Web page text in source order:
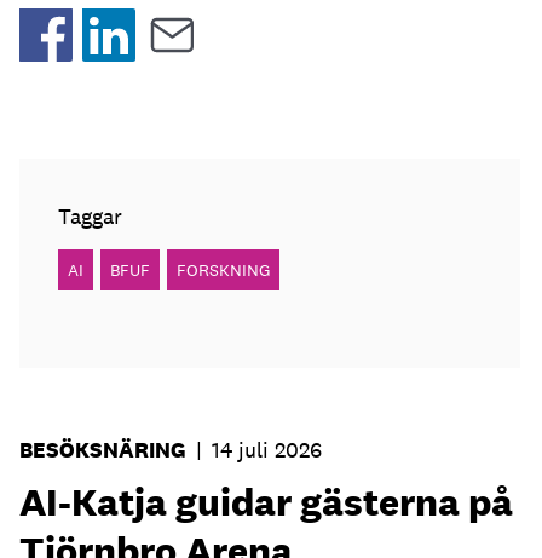
Taggar
AI BFUF FORSKNING
BESÖKSNÄRING | 14 juli 2026
AI-Katja guidar gästerna på